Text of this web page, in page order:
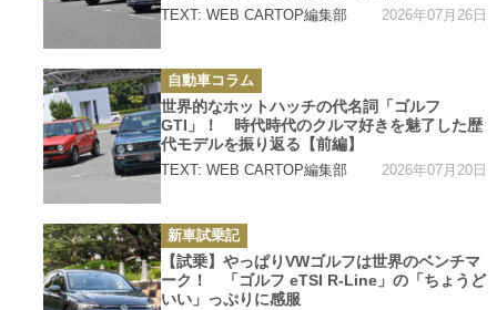
TEXT: WEB CARTOP編集部 2026年07月26日
カ
テ
ゴ
リ
ー
自動車コラム
世界的なホットハッチの代名詞「ゴルフ
GTI」！ 時代時代のクルマ好きを魅了した歴
代モデルを振り返る【前編】
TEXT: WEB CARTOP編集部 2026年07月20日
カ
テ
ゴ
リ
ー
新車試乗記
【試乗】やっぱりVWゴルフは世界のベンチマ
ーク！ 「ゴルフ eTSI R-Line」の「ちょうど
いい」っぷりに感服